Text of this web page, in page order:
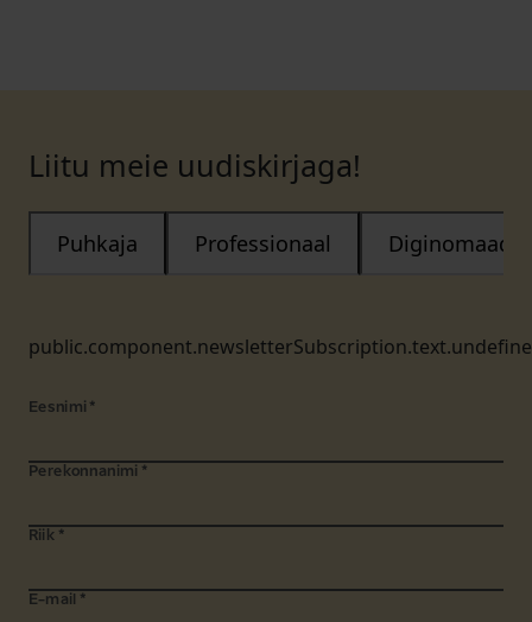
Liitu meie uudiskirjaga!
Puhkaja Professionaal Diginomaad
Eesnimi *
Perekonnanimi *
Riik *
E-mail *